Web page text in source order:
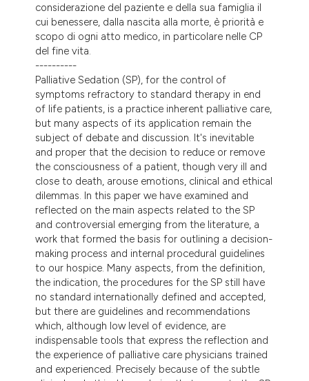
considerazione del paziente e della sua famiglia il
cui benessere, dalla nascita alla morte, è priorità e
scopo di ogni atto medico, in particolare nelle CP
del fine vita.
----------
Palliative Sedation (SP), for the control of
symptoms refractory to standard therapy in end
of life patients, is a practice inherent palliative care,
but many aspects of its application remain the
subject of debate and discussion. It's inevitable
and proper that the decision to reduce or remove
the consciousness of a patient, though very ill and
close to death, arouse emotions, clinical and ethical
dilemmas. In this paper we have examined and
reflected on the main aspects related to the SP
and controversial emerging from the literature, a
work that formed the basis for outlining a decision-
making process and internal procedural guidelines
to our hospice. Many aspects, from the definition,
the indication, the procedures for the SP still have
no standard internationally defined and accepted,
but there are guidelines and recommendations
which, although low level of evidence, are
indispensable tools that express the reflection and
the experience of palliative care physicians trained
and experienced. Precisely because of the subtle